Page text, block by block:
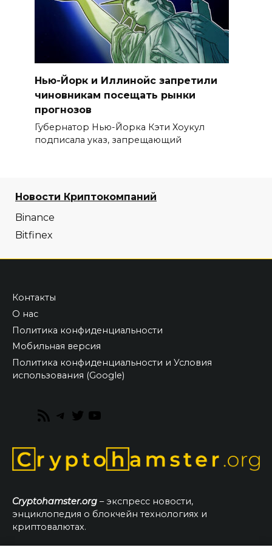
Нью-Йорк и Иллинойс запретили
чиновникам посещать рынки
прогнозов
Губернатор Нью-Йорка Кэти Хоукул
подписала указ, запрещающий
Новости Криптокомпаний
Binance
Bitfinex
Контакты
О нас
Политика конфиденциальности
Мобильная версия
Политика конфиденциальности и Условия
использования (Google)
RSS
Telegram
Twitter
Cryptohamster.org – экспресс новости,
энциклопедия о блокчейн технологиях и
криптовалютах.